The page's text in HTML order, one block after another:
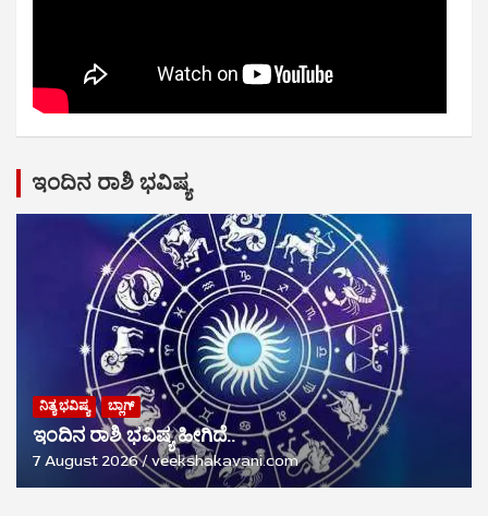
ಇಂದಿನ ರಾಶಿ ಭವಿಷ್ಯ
ನಿತ್ಯ ಭವಿಷ್ಯ ಬ್ಲಾಗ್
ಇಂದಿನ ರಾಶಿ ಭವಿಷ್ಯ ಹೀಗಿದೆ..
7 August 2026 veekshakavani.com